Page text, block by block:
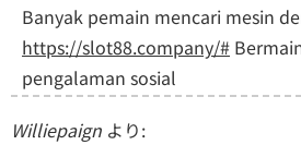
Banyak pemain mencari mesin
https://slot88.company/#
pengalaman sosial
Williepaign より: